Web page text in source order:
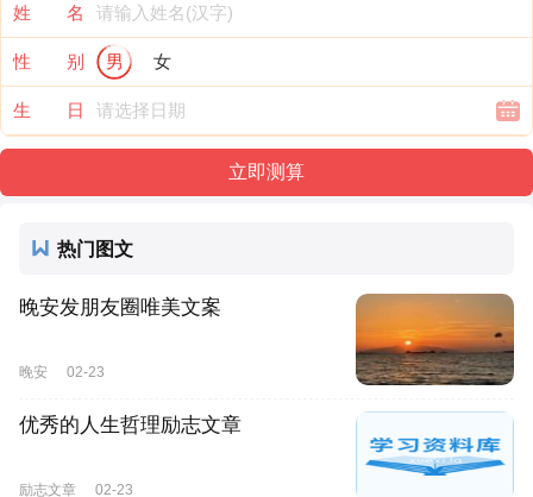
姓 名
性 别 男 女
生 日
热门图文
晚安发朋友圈唯美文案
晚安 02-23
优秀的人生哲理励志文章
励志文章 02-23